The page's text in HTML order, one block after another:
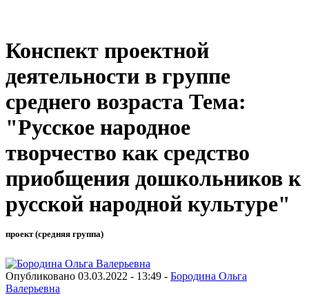
Конспект проектной
деятельности в группе
среднего возраста Тема:
"Русское народное
творчество как средство
приобщения дошкольников к
русской народной культуре"
проект (средняя группа)
Опубликовано 03.03.2022 - 13:49 - Бородина Ольга
Валерьевна